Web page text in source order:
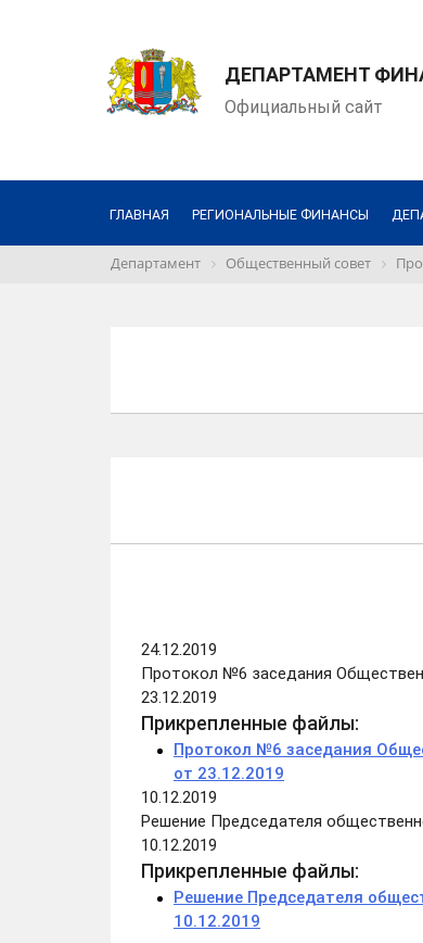
ДЕПАРТАМЕНТ
Официальный сайт
ГЛАВНАЯ РЕГИОНАЛЬНЫЕ ФИНАНСЫ
Департамент Общественный совет
24.12.2019
Протокол №6 заседания
23.12.2019
Прикрепленные файлы:
Протокол №6 заседания
от 23.12.2019
10.12.2019
Решение Председателя
10.12.2019
Прикрепленные файлы:
Решение Председателя
10.12.2019